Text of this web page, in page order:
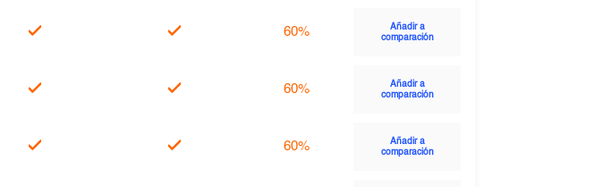
60%
Añadir a
comparación
60%
Añadir a
comparación
60%
Añadir a
comparación